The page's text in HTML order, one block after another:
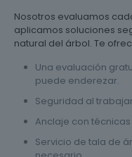
Nosotros evaluamos
aplicamos soluciones
natural del árbol. Te
Una evaluación
puede enderezar.
Seguridad al
Anclaje con
Servicio de tala de